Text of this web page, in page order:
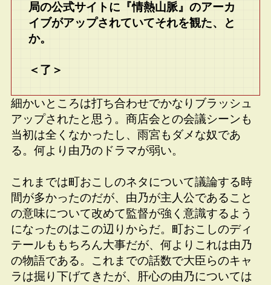
局の公式サイトに『情熱山脈』のアーカ
イブがアップされていてそれを観た、と
か。
＜了＞
細かいところは打ち合わせでかなりブラッシュ
アップされたと思う。商店会との会議シーンも
当初は全くなかったし、雨宮もダメな奴であ
る。何より由乃のドラマが弱い。
これまでは町おこしのネタについて議論する時
間が多かったのだが、由乃が主人公であること
の意味について改めて監督が強く意識するよう
になったのはこの辺りからだ。町おこしのディ
テールももちろん大事だが、何よりこれは由乃
の物語である。これまでの話数で大臣らのキャ
ラは掘り下げてきたが、肝心の由乃については